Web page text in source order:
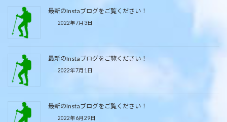
最新のInstaブログをご覧ください！
2022年7月3日
最新のInstaブログをご覧ください！
2022年7月1日
最新のInstaブログをご覧ください！
2022年6月29日